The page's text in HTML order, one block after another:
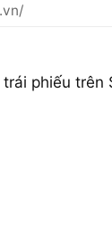
phiếu trên